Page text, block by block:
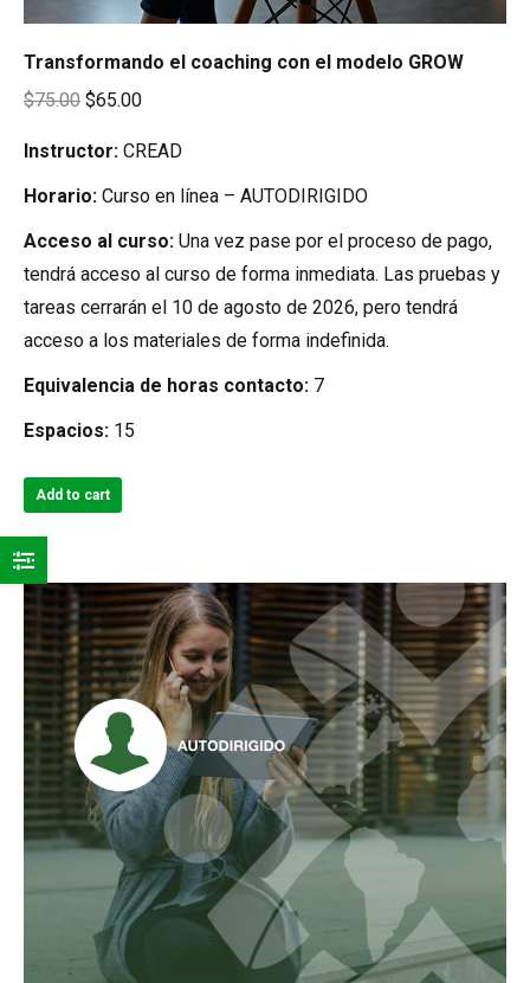
Transformando el coaching con el modelo GROW
$75.00 Original
was:
$75.00.
$65.00Current
is:
$65.00.
Instructor: CREAD
Horario: Curso en línea – AUTODIRIGIDO
Acceso al curso: Una vez pase por el proceso de pago,
tendrá acceso al curso de forma inmediata. Las pruebas y
tareas cerrarán el 10 de agosto de 2026, pero tendrá
acceso a los materiales de forma indefinida.
Equivalencia de horas contacto: 7
Espacios: 15
Add to cart